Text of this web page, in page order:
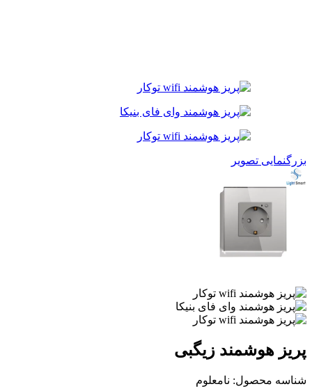
بزرگنمایی تصویر
پریز هوشمند زیگبی
شناسه محصول: نامعلوم